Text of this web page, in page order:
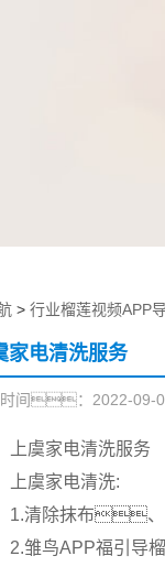
> 行业榴莲视频APP
家电清洗服务
时间：2022-09-
上虞家电清洗服务
上虞家电清洗:
1.清除抹布
2.雏鸟APP福引